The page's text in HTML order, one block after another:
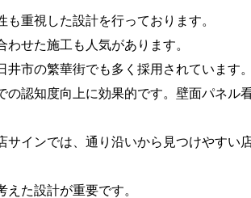
重視した設計を行っております。
せた施工も人気があります。
市の繁華街でも多く採用されています。
認知度向上に効果的です。壁面パネル
インでは、通り沿いから見つけやすい
た設計が重要です。